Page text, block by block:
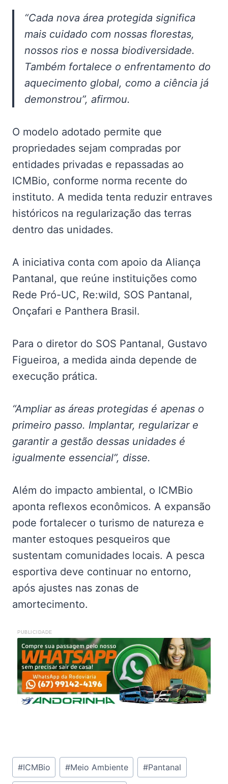
“Cada nova área protegida significa
mais cuidado com nossas florestas,
nossos rios e nossa biodiversidade.
Também fortalece o enfrentamento do
aquecimento global, como a ciência já
demonstrou”, afirmou.
O modelo adotado permite que
propriedades sejam compradas por
entidades privadas e repassadas ao
ICMBio, conforme norma recente do
instituto. A medida tenta reduzir entraves
históricos na regularização das terras
dentro das unidades.
A iniciativa conta com apoio da Aliança
Pantanal, que reúne instituições como
Rede Pró-UC, Re:wild, SOS Pantanal,
Onçafari e Panthera Brasil.
Para o diretor do SOS Pantanal, Gustavo
Figueiroa, a medida ainda depende de
execução prática.
“Ampliar as áreas protegidas é apenas o
primeiro passo. Implantar, regularizar e
garantir a gestão dessas unidades é
igualmente essencial”, disse.
Além do impacto ambiental, o ICMBio
aponta reflexos econômicos. A expansão
pode fortalecer o turismo de natureza e
manter estoques pesqueiros que
sustentam comunidades locais. A pesca
esportiva deve continuar no entorno,
após ajustes nas zonas de
amortecimento.
PUBLICIDADE
Tags
do
#ICMBio #Meio Ambiente #Pantanal